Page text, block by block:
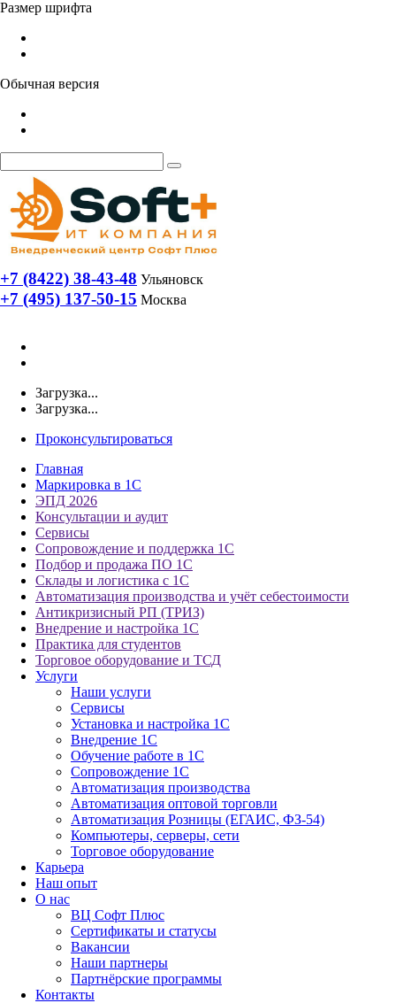
Размер шрифта
Обычная версия
+7 (8422) 38-43-48 Ульяновск
+7 (495) 137-50-15 Москва
Загрузка...
Загрузка...
Проконсультироваться
Главная
Маркировка в 1С
ЭПД 2026
Консультации и аудит
Сервисы
Сопровождение и поддержка 1С
Подбор и продажа ПО 1С
Склады и логистика с 1С
Автоматизация производства и учёт себестоимости
Антикризисный РП (ТРИЗ)
Внедрение и настройка 1С
Практика для студентов
Торговое оборудование и ТСД
Услуги
Наши услуги
Сервисы
Установка и настройка 1С
Внедрение 1С
Обучение работе в 1С
Сопровождение 1С
Автоматизация производства
Автоматизация оптовой торговли
Автоматизация Розницы (ЕГАИС, ФЗ-54)
Компьютеры, серверы, сети
Торговое оборудование
Карьера
Наш опыт
О нас
ВЦ Софт Плюс
Сертификаты и статусы
Вакансии
Наши партнеры
Партнёрские программы
Контакты